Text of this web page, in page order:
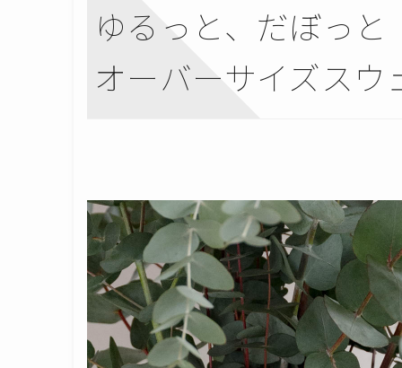
ゆるっと、だぼっと
オーバーサイズスウ